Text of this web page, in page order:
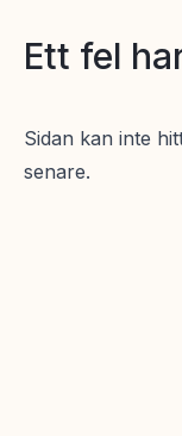
Ett fel
Sidan kan inte
senare.